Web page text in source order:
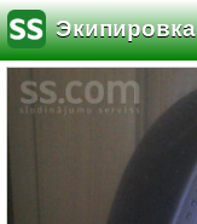
Экипировка